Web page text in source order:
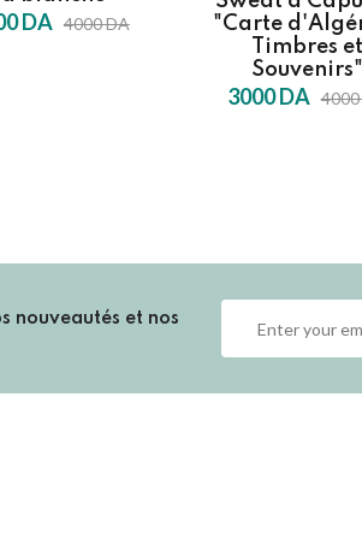
DA 4000 DA
"Carte
Timbres et
Souvenirs"
3000 DA
nouveautés et nos